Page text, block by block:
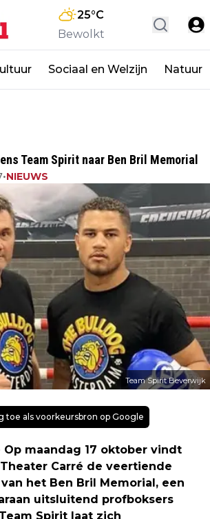
25°C
Bewolkt
Sociaal en Welzijn Natuur
Team Spirit naar Ben Bril Memorial
•NIEUWS
Team Spirit Beverwijk
toe als voorkeursbron op Google
Op maandag 17 oktober vindt
Carré de veertiende
het Ben Bril Memorial, een
uitsluitend profboksers
Spirit laat zich